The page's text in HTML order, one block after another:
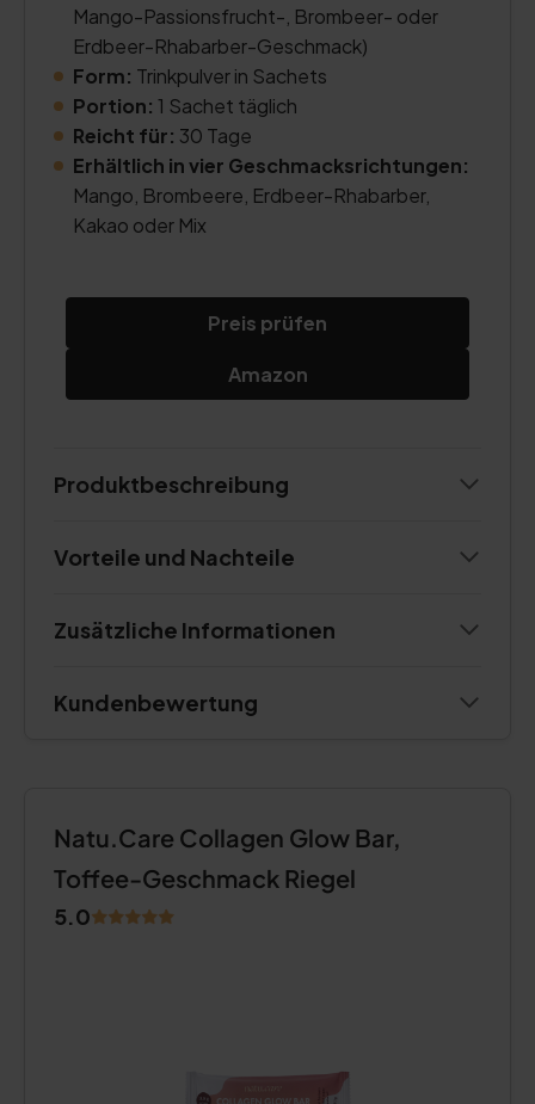
Mango-Passionsfrucht-, Brombeer- oder
Erdbeer-Rhabarber-Geschmack)
Form: Trinkpulver in Sachets
Portion: 1 Sachet täglich
Reicht für: 30 Tage
Erhältlich in vier Geschmacksrichtungen:
Mango, Brombeere, Erdbeer-Rhabarber,
Kakao oder Mix
Preis prüfen
Amazon
Produktbeschreibung
Vorteile und Nachteile
Zusätzliche Informationen
Kundenbewertung
Natu.Care Collagen Glow Bar,
Toffee-Geschmack Riegel
5.0